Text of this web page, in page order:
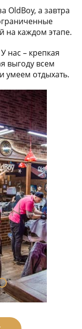
OldBoy, а завтра
на каждом этапе.
нас – крепкая
выгоду всем
умеем отдыхать.